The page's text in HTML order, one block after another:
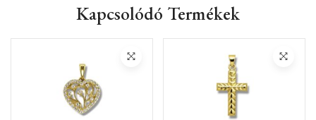
Kapcsolódó Termékek